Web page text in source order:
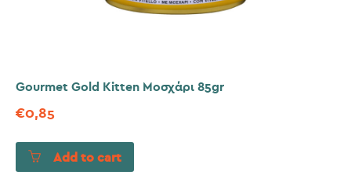
Gourmet Gold Kitten Μοσχάρι 85gr
€0,85
Add to cart